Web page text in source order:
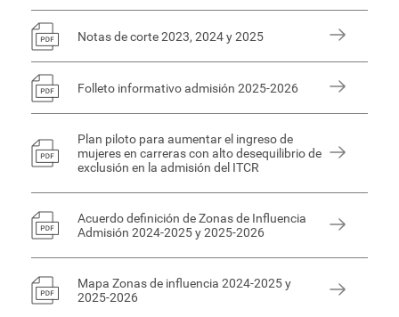
Notas de corte 2023, 2024 y 2025
Folleto informativo admisión 2025-2026
Plan piloto para aumentar el ingreso de
mujeres en carreras con alto desequilibrio de
exclusión en la admisión del ITCR
Acuerdo definición de Zonas de Influencia
Admisión 2024-2025 y 2025-2026
Mapa Zonas de influencia 2024-2025 y
2025-2026